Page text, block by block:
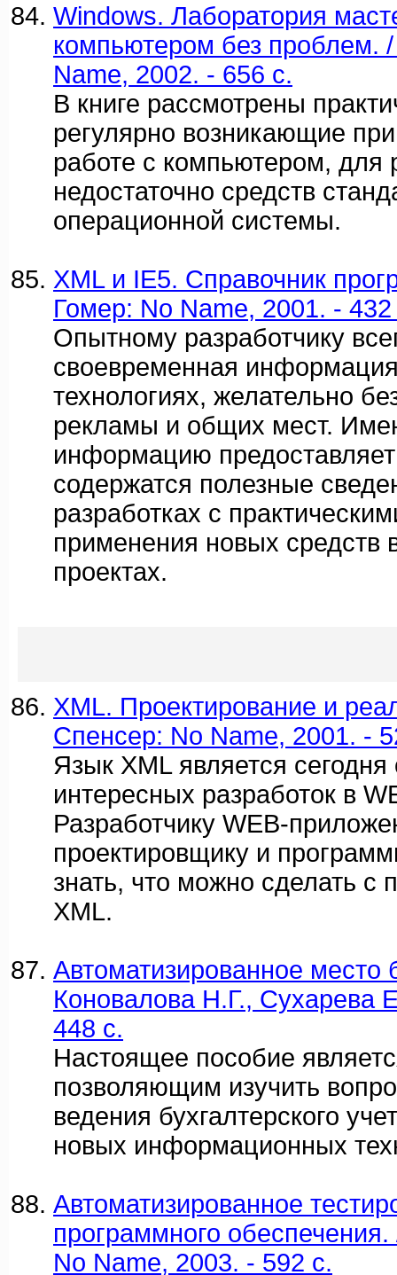
Windows. Лаборатория
компьютером без проблем.
Name, 2002. - 656 c.
В книге рассмотрены
регулярно возникающие
работе с компьютером, для
недостаточно средств
операционной системы.
XML и IE5. Справочник
Гомер: No Name, 2001. -
Опытному разработчику
своевременная
технологиях, желательно
рекламы и общих мест.
информацию предоставляет
содержатся полезные
разработках с
применения новых средств
проектах.
XML. Проектирование и
Спенсер: No Name, 2001. -
Язык XML является
интересных разработок в
Разработчику WEB-
проектировщику и
знать, что можно сделать
XML.
Автоматизированное место
Коновалова Н.Г., Сухарева
448 c.
Настоящее пособие
позволяющим изучить
ведения бухгалтерского
новых информационных
Автоматизированное
программного
No Name, 2003. - 592 c.